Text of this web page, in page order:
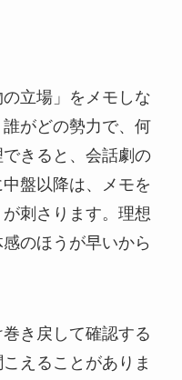
立場」をメモしな
がどの勢力で、何
きると、会話劇の
盤以降は、メモを
刺さります。理想
のほうが早いから
き戻して確認する
えることがありま